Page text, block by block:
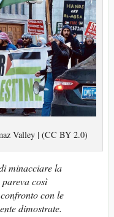
Valley | (CC BY 2.0)
minacciare la
così
con le
dimostrate.